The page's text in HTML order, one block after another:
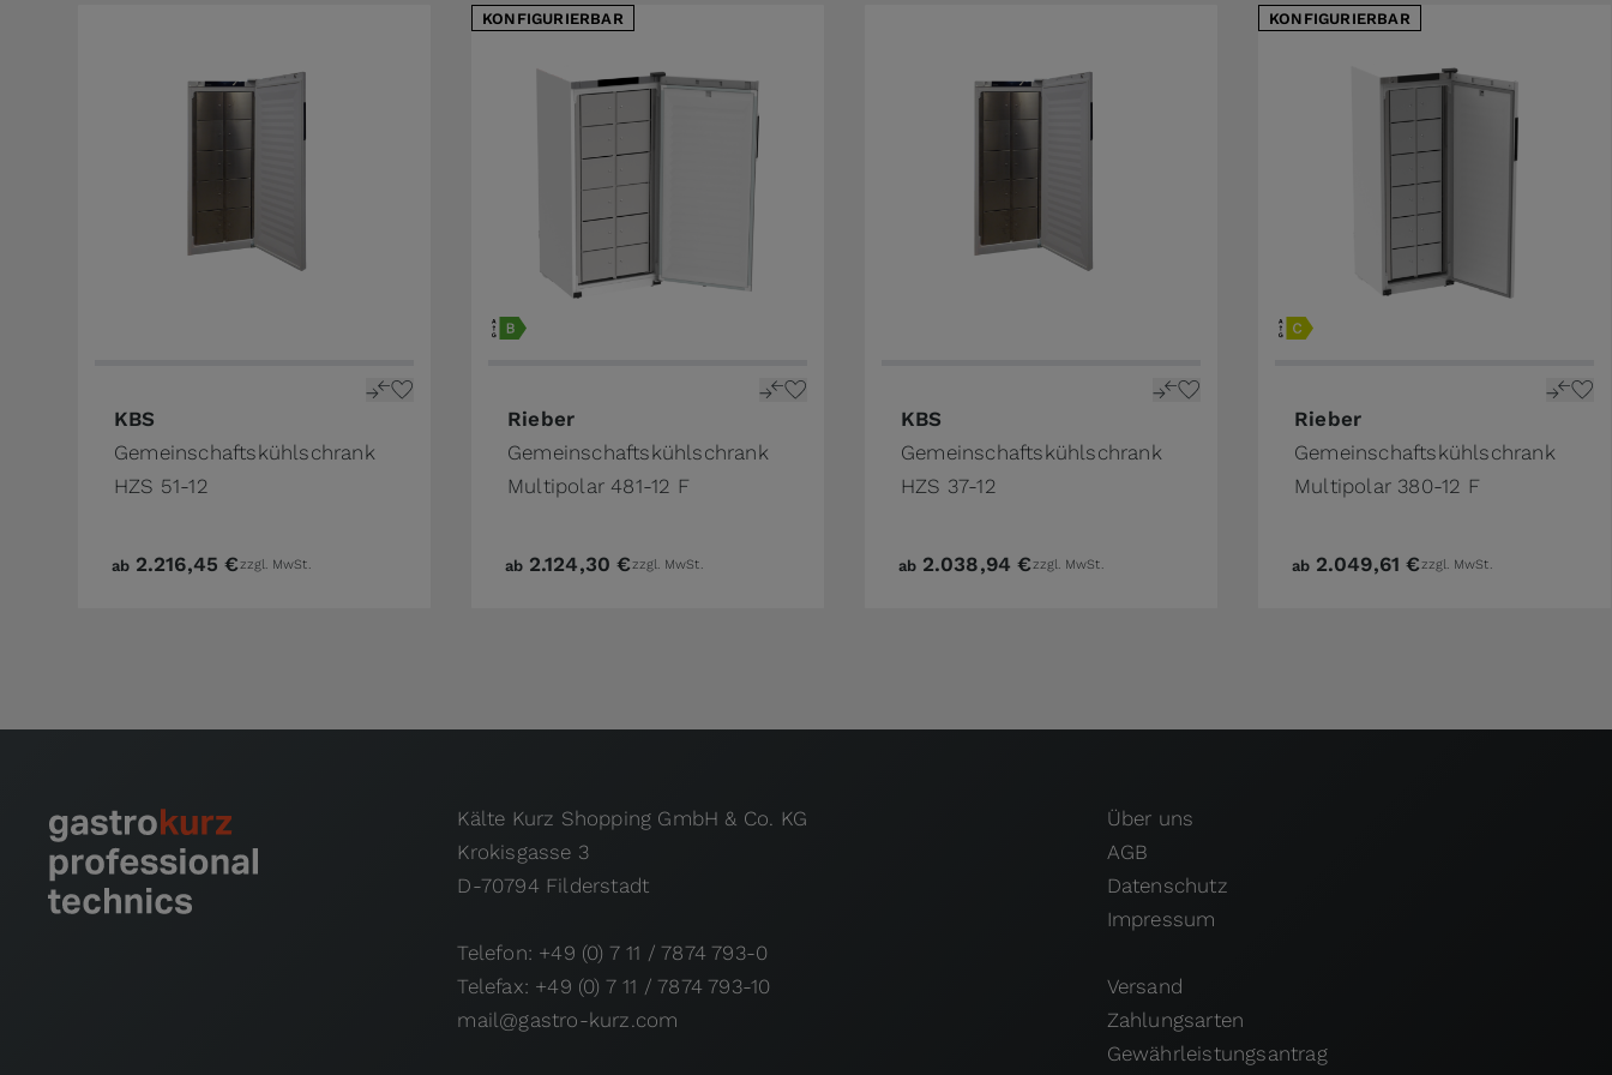
KBS
Gemeinschaftskühlschrank
HZS 51-12
ab 2.216,45 €zzgl. MwSt.
KONFIGURIERBAR
Rieber
Gemeinschaftskühlschrank
Multipolar 481-12 F
The price depends on the options chosen on the product page
ab 2.124,30 €zzgl. MwSt.
KBS
Gemeinschaftskühlschrank
HZS 37-12
ab 2.038,94 €zzgl. MwSt.
KONFIGURIERBAR
Rieber
Gemeinschaftskühlschrank
Multipolar 380-12 F
The price depends on the
ab 2.049,61 €zzgl. MwSt.
Kälte Kurz Shopping GmbH & Co. KG
Krokisgasse 3
D-70794 Filderstadt
Telefon: +49 (0) 7 11 / 7874 793-0
Telefax: +49 (0) 7 11 / 7874 793-10
mail@gastro-kurz.com
Über uns
AGB
Datenschutz
Impressum
Versand
Zahlungsarten
Gewährleistungsantrag